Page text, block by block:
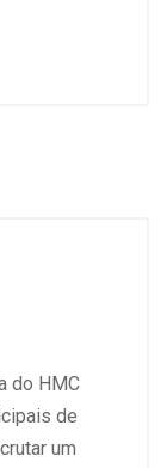
do HMC
de
um